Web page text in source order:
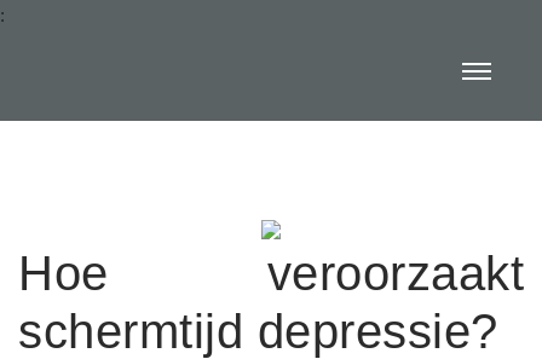
:
Hoe veroorzaakt
schermtijd depressie?